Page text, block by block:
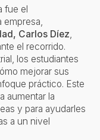
fue el
Carlos Díez
el recorrido.
los estudiantes
mejorar sus
práctico. Este
aumentar la
y para ayudarles
a un nivel